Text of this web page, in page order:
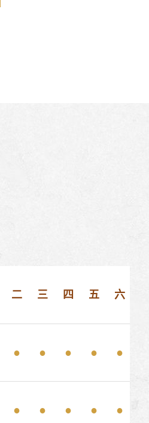
二 三 四 五 六
● ● ● ● ●
● ● ● ● ●